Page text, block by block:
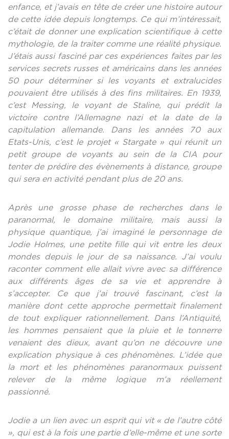
enfance, et j’avais en tête de créer une histoire autour
de cette idée depuis longtemps. Ce qui m’intéressait,
c’était de donner une explication scientifique à cette
mythologie, de la traiter comme une réalité physique.
J’étais aussi fasciné par ces expériences faites par les
services secrets russes et américains dans les années
50 pour déterminer si les voyants et extralucides
pouvaient être utilisés à des fins militaires. En 1939,
c’est Messing, le voyant de Staline, qui prédit la
victoire contre l’Allemagne nazi et la date de la
capitulation allemande. Dans les années 70 aux
Etats-Unis, c’est le projet « Stargate» qui réunit un
petit groupe de voyants au sein de la CIA pour
tenter de prédire des évènements à distance, groupe
qui sera en activité pendant plus de 20 ans.
Après une grosse phase de recherches dans le
paranormal, le domaine militaire, maisaussi la
physique quantique, j’ai imaginé le personnage de
Jodie Holmes, une petite fille qui vit entre les deux
mondes depuis le jour de sa naissance. J’ai voulu
raconter comment elle allait vivre avec sa différence
aux différents âges de sa vie et apprendre à
s’accepter. Ce que j’ai trouvé fascinant, c’est la
manière dont cette approche permettait finalement
de tout expliquer rationnellement. Dans l’Antiquité,
les hommes pensaient que la pluie et le tonnerre
venaient des dieux, avant qu’on ne découvre une
explication physique à ces phénomènes. L’idée que
la mort et les phénomènes paranormaux puissent
relever de la même logique m’a réellement
passionné.
Jodie a un lien avec un esprit qui vit « de l’autre côté
», qui est à la fois une partie d’elle-même et une sorte